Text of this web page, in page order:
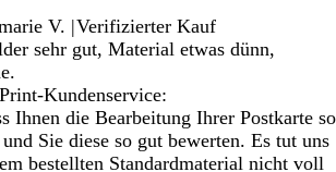
V. |Verifizierter Kauf
sehr gut, Material etwas dünn,
Kundenservice:
Ihnen die Bearbeitung Ihrer Postkarte so
Sie diese so gut bewerten. Es tut uns
bestellten Standardmaterial nicht voll